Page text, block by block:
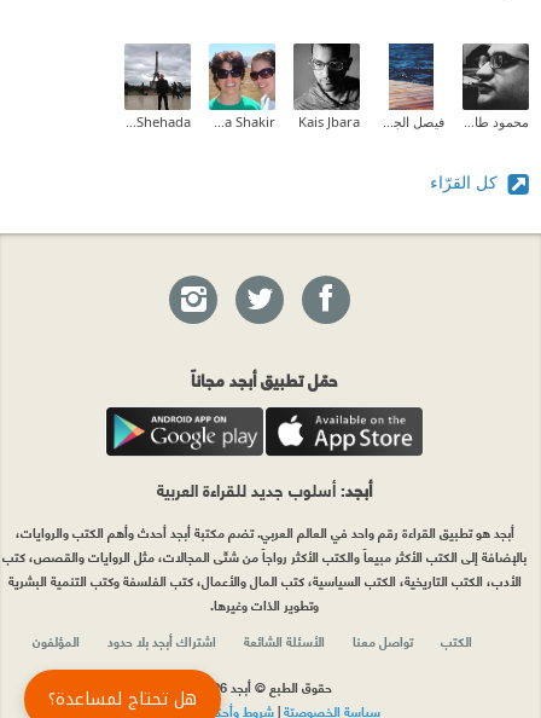
محمود طارق إبراهيم فيصل الجهني Kais Jbara
Maha Shakir
Ashraf Shehada
كل القرّاء
حمّل تطبيق أبجد مجاناً
أبجد: أسلوب جديد للقراءة العربية
أبجد هو تطبيق القراءة رقم واحد في العالم العربي. تضم مكتبة أبجد أحدث وأهم الكتب والروايات،
بالإضافة إلى الكتب الأكثر مبيعاً والكتب الأكثر رواجاً من شتّى المجالات، مثل الروايات والقصص، كتب
الأدب، الكتب التاريخية، الكتب السياسية، كتب المال والأعمال، كتب الفلسفة وكتب التنمية البشرية
وتطوير الذات وغيرها.
الكتب
تواصل معنا الأسئلة الشائعة اشتراك أبجد بلا حدود
المؤلفون
حقوق الطبع © أبجد 2026
سياسة الخصوصيّة|شروط وأحكام الاستخدامهل تحتاج لمساعدة؟